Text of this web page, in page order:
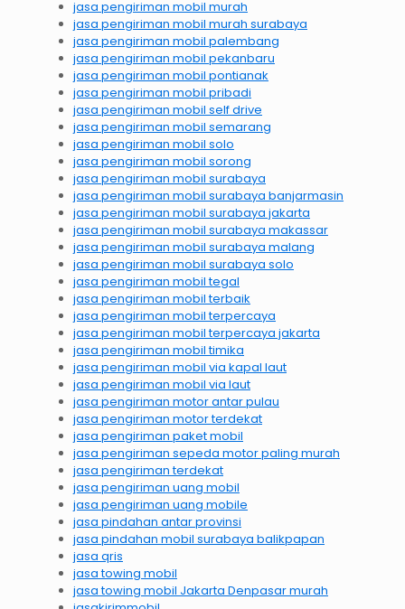
jasa pengiriman mobil murah
jasa pengiriman mobil murah surabaya
jasa pengiriman mobil palembang
jasa pengiriman mobil pekanbaru
jasa pengiriman mobil pontianak
jasa pengiriman mobil pribadi
jasa pengiriman mobil self drive
jasa pengiriman mobil semarang
jasa pengiriman mobil solo
jasa pengiriman mobil sorong
jasa pengiriman mobil surabaya
jasa pengiriman mobil surabaya banjarmasin
jasa pengiriman mobil surabaya jakarta
jasa pengiriman mobil surabaya makassar
jasa pengiriman mobil surabaya malang
jasa pengiriman mobil surabaya solo
jasa pengiriman mobil tegal
jasa pengiriman mobil terbaik
jasa pengiriman mobil terpercaya
jasa pengiriman mobil terpercaya jakarta
jasa pengiriman mobil timika
jasa pengiriman mobil via kapal laut
jasa pengiriman mobil via laut
jasa pengiriman motor antar pulau
jasa pengiriman motor terdekat
jasa pengiriman paket mobil
jasa pengiriman sepeda motor paling murah
jasa pengiriman terdekat
jasa pengiriman uang mobil
jasa pengiriman uang mobile
jasa pindahan antar provinsi
jasa pindahan mobil surabaya balikpapan
jasa qris
jasa towing mobil
jasa towing mobil Jakarta Denpasar murah